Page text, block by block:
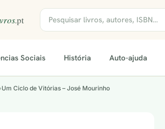
Sociais História Auto-ajuda
›Um Ciclo de Vitórias – José Mourinho